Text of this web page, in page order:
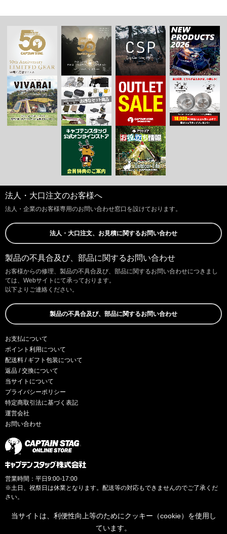
法人・大口注文のお客様へ
法人・企業のお客様専用のお問い合わせ窓口を設けております。
法人・大口注文、お見積に関するお問い合わせ
製品の不具合及び、部品に関するお問い合わせ
お客様からの修理、製品の不具合及び、部品に関するお問い合わせにつきまし
ては、Webサイトにて承っております。
以下よりご連絡ください。
製品の不具合及び、部品に関するお問い合わせ
お支払について
ポイント利用について
配送料 / ギフト包装について
返品 / 交換について
当サイトについて
プライバシーポリシー
特定商取引法に基づく表記
運営会社
お問い合わせ
営業時間：平日9:00-17:00
※土日、祝祭日は休業となります。配送等の対応もできませんのでご了承くだ
さい。
当サイトは、利便性向上等のためにクッキー（cookie）を使用し
ています。